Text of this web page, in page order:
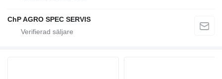
ChP AGRO SPEC SERVIS